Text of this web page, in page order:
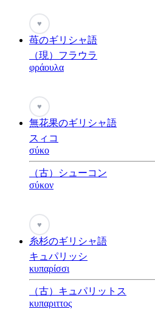
♥
苺のギリシャ語
（現）フラウラ
φράουλα
♥
無花果のギリシャ語
スィコ
σύκο
（古）シューコン
σύκον
♥
糸杉のギリシャ語
キュパリッシ
κυπαρίσσι
（古）キュパリットス
κυπαριττος